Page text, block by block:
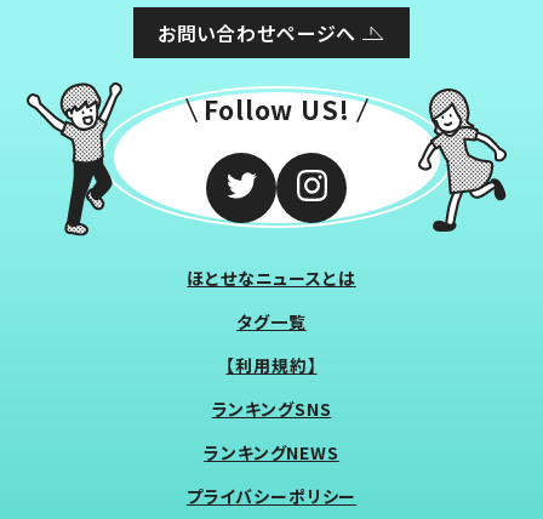
お問い合わせページへ
Follow US!
ほとせなニュースとは
タグ一覧
【利用規約】
ランキングSNS
ランキングNEWS
プライバシーポリシー